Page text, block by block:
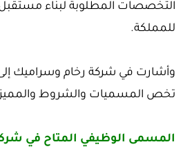
التخصصات المطلوبة لبناء
للمملكة.
وأشارت في شركة رخام وسراميك إلى
تخص المسميات والشروط
المسمى الوظيفي المتاح في